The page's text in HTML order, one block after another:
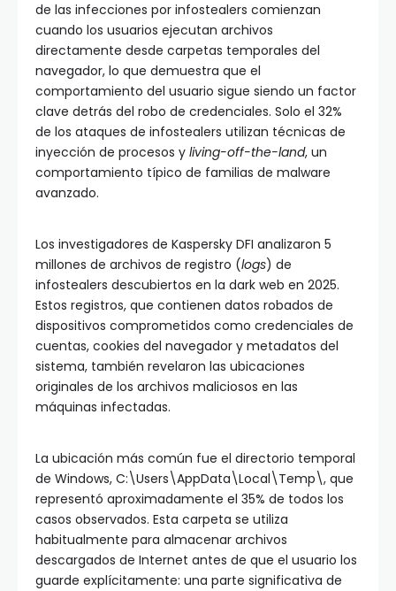
de las infecciones por infostealers comienzan
cuando los usuarios ejecutan archivos
directamente desde carpetas temporales del
navegador, lo que demuestra que el
comportamiento del usuario sigue siendo un factor
clave detrás del robo de credenciales. Solo el 32%
de los ataques de infostealers utilizan técnicas de
inyección de procesos y living-off-the-land, un
comportamiento típico de familias de malware
avanzado.
Los investigadores de Kaspersky DFI analizaron 5
millones de archivos de registro (logs) de
infostealers descubiertos en la dark web en 2025.
Estos registros, que contienen datos robados de
dispositivos comprometidos como credenciales de
cuentas, cookies del navegador y metadatos del
sistema, también revelaron las ubicaciones
originales de los archivos maliciosos en las
máquinas infectadas.
La ubicación más común fue el directorio temporal
de Windows, C:\Users\AppData\Local\Temp\, que
representó aproximadamente el 35% de todos los
casos observados. Esta carpeta se utiliza
habitualmente para almacenar archivos
descargados de Internet antes de que el usuario los
guarde explícitamente: una parte significativa de